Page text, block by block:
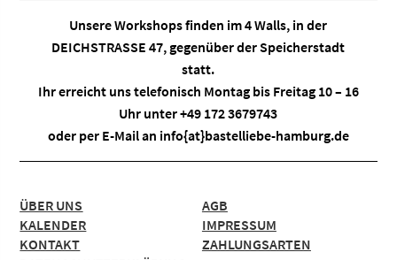
Unsere Workshops finden im4 Walls, in der
DEICHSTRASSE 47, gegenüber der Speicherstadt
statt.
Ihr erreicht uns telefonisch Montag bis Freitag 10 – 16
Uhr unter +49 172 3679743
oder per E-Mail an info{at}bastelliebe-hamburg.de
ÜBER UNS
KALENDER
KONTAKT
AGB
IMPRESSUM
ZAHLUNGSARTEN